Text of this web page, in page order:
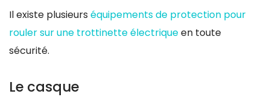
Il existe plusieurs équipements de protection pour
rouler sur une trottinette électriqueen toute
sécurité.
Le casque